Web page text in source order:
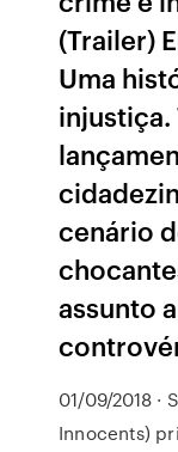
(Trailer)
Uma
injustiça.
cenário
assunto
01/09/2018 ·
Innocents)